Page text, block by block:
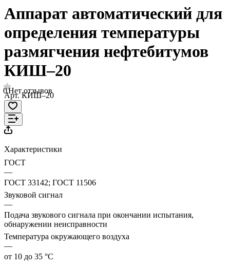
Аппарат автоматический для
определения температуры
размягчения нефтебитумов
КИШ–20
0Нет отзывов
Арт.КИШ–20
Характеристики
ГОСТ
—
ГОСТ 33142; ГОСТ 11506
Звуковой сигнал
—
Подача звукового сигнала при окончании испытания,
обнаружении неисправности
Температура окружающего воздуха
—
от 10 до 35 °C